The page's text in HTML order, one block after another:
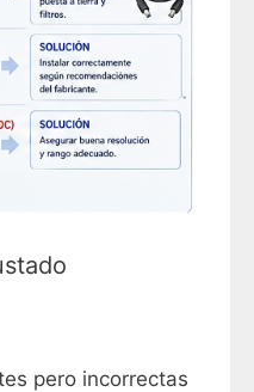
pero incorrectas